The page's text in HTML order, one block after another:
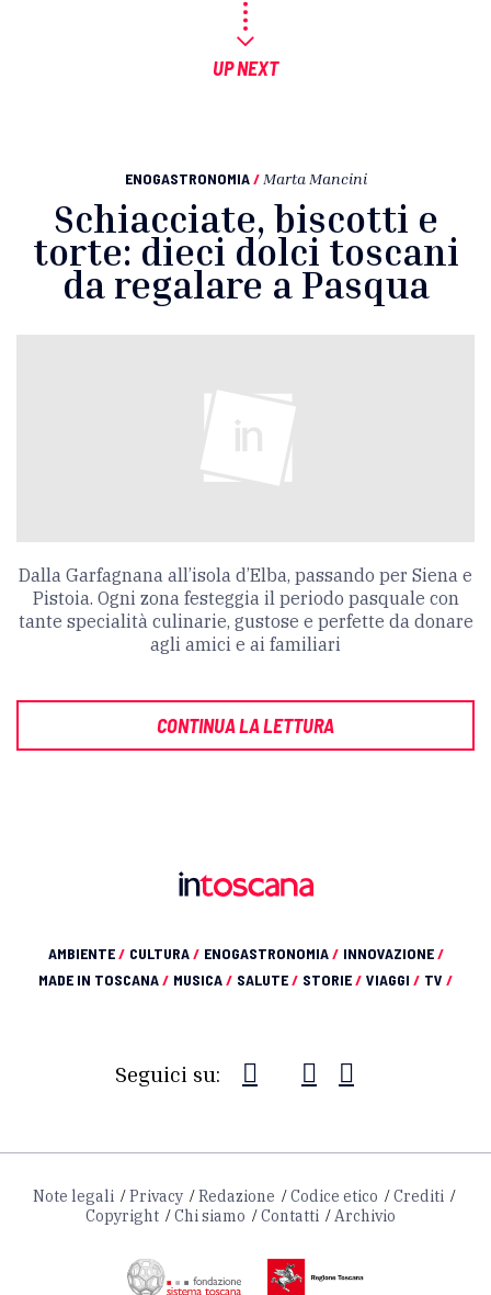
UP NEXT
ENOGASTRONOMIA / Marta Mancini
Schiacciate, biscotti e
torte: dieci dolci toscani
da regalare a Pasqua
Dalla Garfagnana all’isola d’Elba, passando per Siena e
Pistoia. Ogni zona festeggia il periodo pasquale con
tante specialità culinarie, gustose e perfette da donare
agli amici e ai familiari
CONTINUA LA LETTURA
AMBIENTE/ CULTURA/ ENOGASTRONOMIA/ INNOVAZIONE/
MADE IN TOSCANA/ MUSICA/ SALUTE/ STORIE/ VIAGGI / TV /
Seguici su:
Note legali Privacy Redazione Codice etico
Crediti
Copyright
Chi siamo Contatti Archivio